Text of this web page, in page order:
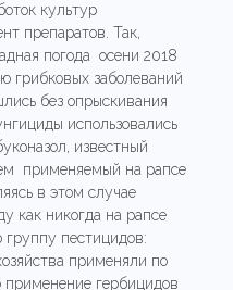
культур
препаратов. Так,
погода осени 2018
грибковых заболеваний
без опрыскивания
использовались
известный
применяемый на рапсе
в этом случае
как никогда на рапсе
пестицидов:
применяли по
гербицидов